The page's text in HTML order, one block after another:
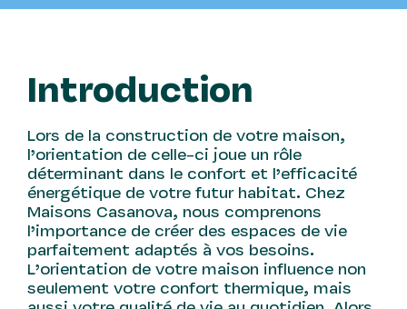
Introduction
Lors de la construction de votre maison,
l’orientation de celle-ci joue un rôle
déterminant dans le confort et l’efficacité
énergétique de votre futur habitat. Chez
Maisons Casanova, nous comprenons
l’importance de créer des espaces de vie
parfaitement adaptés à vos besoins.
L’orientation de votre maison influence non
seulement votre confort thermique, mais